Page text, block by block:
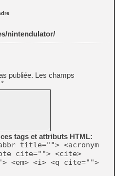
nintendulator/
publiée. Les champs
*
tags et attributs HTML:
title=""> <acronym
cite=""> <cite>
<em> <i> <q cite="">